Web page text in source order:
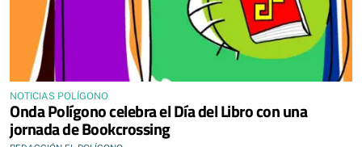
NOTICIAS POLÍGONO
Onda Polígono celebra el Día del Libro con una
jornada de Bookcrossing